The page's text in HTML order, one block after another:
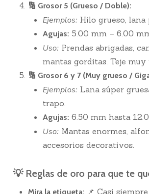
🔢 Grosor 5 (Grueso / Doble):
Ejemplos: Hilo grueso, lana
Agujas: 5.00 mm – 6.00
Uso: Prendas abrigadas,
mantas gorditas. Teje muy
🔢 Grosor 6 y 7 (Muy grueso /
Ejemplos: Lana súper
trapo.
Agujas: 6.50 mm hasta
Uso: Mantas enormes,
accesorios decorativos.
💡 Reglas de oro para que te
Mira la etiqueta: 📌 Casi